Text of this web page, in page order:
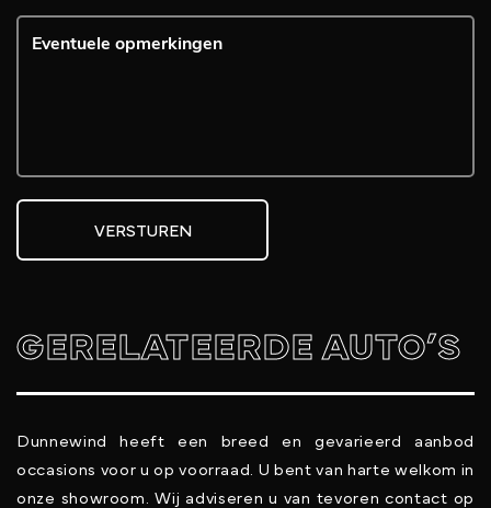
VERSTUREN
GERELATEERDE AUTO’S
Dunnewind heeft een breed en gevarieerd aanbod
occasions voor u op voorraad. U bent van harte welkom in
onze showroom. Wij adviseren u van tevoren contact op